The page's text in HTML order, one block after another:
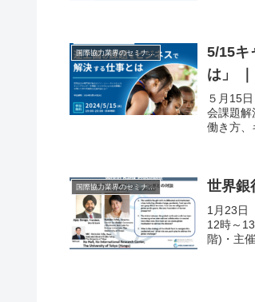
国際協力業界のセミナー情報
5/15キ
は」
５月15
会課題解
働き方、
国際協力業界のセミナー情報 世界銀
1月23日
12時～
階)・主